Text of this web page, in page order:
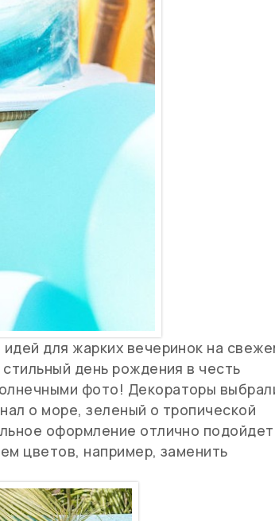
для жарких вечеринок на
день рождения в честь
фото! Декораторы
о море, зеленый о тропической
оформление отлично подойдет
цветов, например, заменить